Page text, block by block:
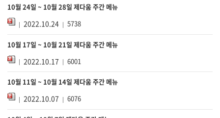
10월 24일 ~ 10월 28일 제다움 주간 메뉴
2022.10.24 5738
10월 17일 ~ 10월 21일 제다움 주간 메뉴
2022.10.17 6001
10월 11일 ~ 10월 14일 제다움 주간 메뉴
2022.10.07 6076